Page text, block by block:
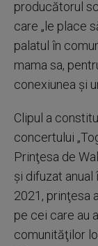
producătorul
care „le place
palatul în
mama sa,
conexiunea şi
Clipul a
concertului
Prinţesa de
şi difuzat anual
2021, prinţesa
pe cei care au
comunităţilor